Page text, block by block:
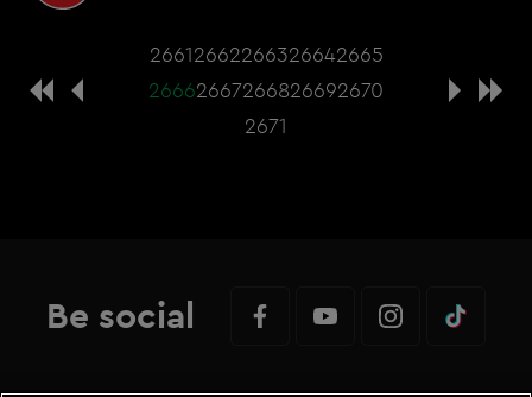
26612662266326642665
26662667266826692670
2671
Be social